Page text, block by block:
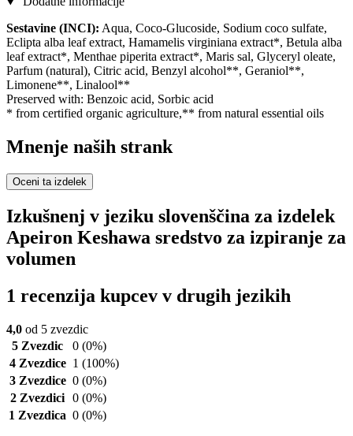
Sestavine (INCI): Aqua, Coco-Glucoside, Sodium coco sulfate,
Eclipta alba leaf extract, Hamamelis virginiana extract*, Betula alba
leaf extract*, Menthae piperita extract*, Maris sal, Glyceryl oleate,
Parfum (natural), Citric acid, Benzyl alcohol**, Geraniol**,
Limonene**, Linalool**
Preserved with: Benzoic acid, Sorbic acid
* from certified organic agriculture,** from natural essential oils
Mnenje naših strank
Oceni ta izdelek
Izkušnenj v jeziku slovenščina za izdelek
Apeiron Keshawa sredstvo za izpiranje za
volumen
1 recenzija kupcev v drugih jezikih
4,0 od 5 zvezdic
5 Zvezdic
0 (0%)
4 Zvezdice 1 (100%)
3 Zvezdice 0 (0%)
2 Zvezdici 0 (0%)
1 Zvezdica 0 (0%)